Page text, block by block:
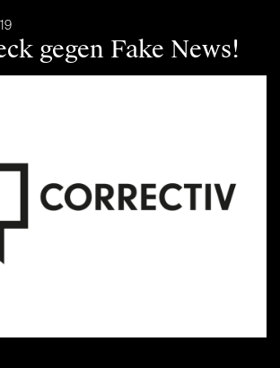
gegen Fake News!